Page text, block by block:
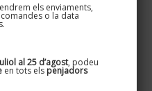
269 583
els enviaments,
o la data
al 25 d’agost, podeu
en tots els penjadors